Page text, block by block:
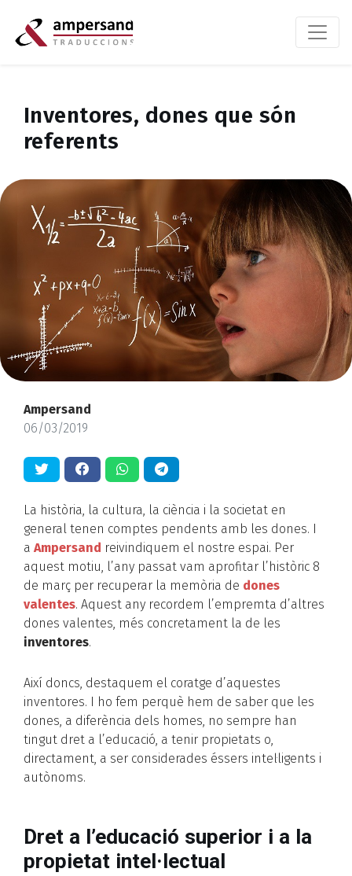
Inventores, dones que són
referents
Ampersand
06/03/2019
La història, la cultura, la ciència i la societat en
general tenen comptes pendents amb les dones. I
a Ampersand reivindiquem el nostre espai. Per
aquest motiu, l’any passat vam aprofitar l’històric 8
de març per recuperar la memòria de dones
valentes. Aquest any recordem l’empremta d’altres
dones valentes, més concretament la de les
inventores.
Així doncs, destaquem el coratge d’aquestes
inventores. I ho fem perquè hem de saber que les
dones, a diferència dels homes, no sempre han
tingut dret a l’educació, a tenir propietats o,
directament, a ser considerades éssers intel·ligents i
autònoms.
Dret a l’educació superior i a la
propietat intel·lectual